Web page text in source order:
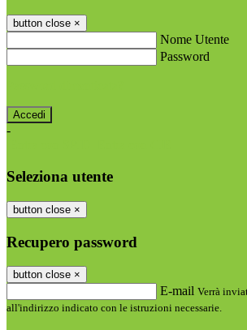
button close ×
Nome Utente
Password
-
Seleziona utente
button close ×
Recupero password
button close ×
E-mail Verrà
all'indirizzo indicato con le istruzioni necessarie.